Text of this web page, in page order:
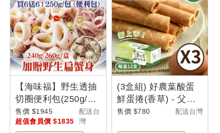
會
員
訂
閱
超
值
會
員
【海味福】野生透抽
切圈便利包(250g/包
)(12包組)加贈野生扁
蟹身(240g-260g)1盒
售價 $1945
超值會員價 $1835
配送台
灣
(3盒組) 好農葉酸蛋
鮮蛋捲(香草) - 父是
山
售價 $780 配送台灣